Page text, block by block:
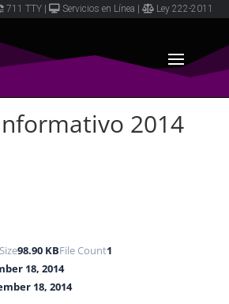
711 TTY Servicios en Línea Ley 222-2011
2014
98.90 KBFile Count1
18, 2014
18, 2014